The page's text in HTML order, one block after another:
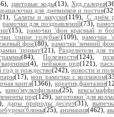
цветовые коды(13),Худ.галерея
для дневников и постов
Салаты и закуски(119), С днём
рамочки для поздравлений(73),
(15), рамочки 'фон красный и
'синие голубые'(109),рамочки
фон'(80), рамочки 'зимний
'приват'(21), Разделители для
(84),Полезности(124),
(4), пейзажи png(121),
год и рождество(242), новости и
(17),мои рамочки с коллажом
книга(1366),креатив,фантазии
кино'мультфильмы(25),
png(129), заготовки 'для
дары природы десерт(31),
(25), анимация(462),